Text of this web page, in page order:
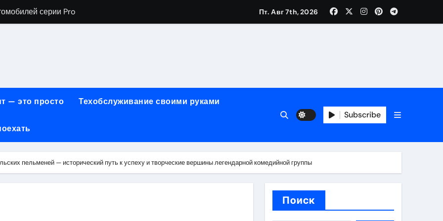
серии Pro
сервиса, наращивания ресниц и депиляции
огнезащиты металла: нанесение при -15°C внутри помещений и под навесом
по безопасности, производительности и типам доступа
и японских грузовых автомобилей
Пт. Авг 7th, 2026
— это просто Техобслуживание своими руками
Subscribe
пельменей — исторический путь к успеху и творческие вершины легендарной комедийной группы
Поиск